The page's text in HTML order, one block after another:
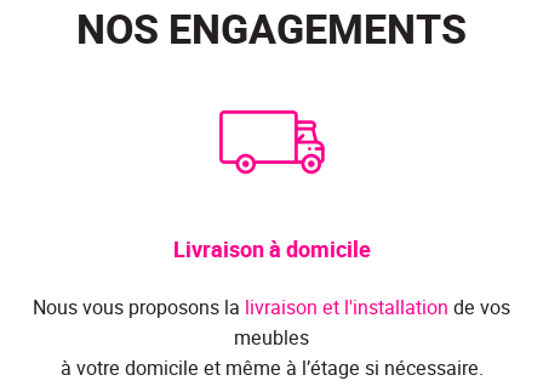
NOS ENGAGEMENTS
Livraison à domicile
Nous vous proposons la livraison et l'installation de vos
meubles
à votre domicile et même à l’étage si nécessaire.